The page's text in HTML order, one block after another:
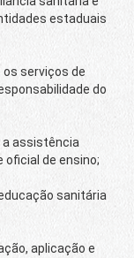
estaduais
os serviços de
do
a assistência
oficial de ensino;
sanitária
aplicação e